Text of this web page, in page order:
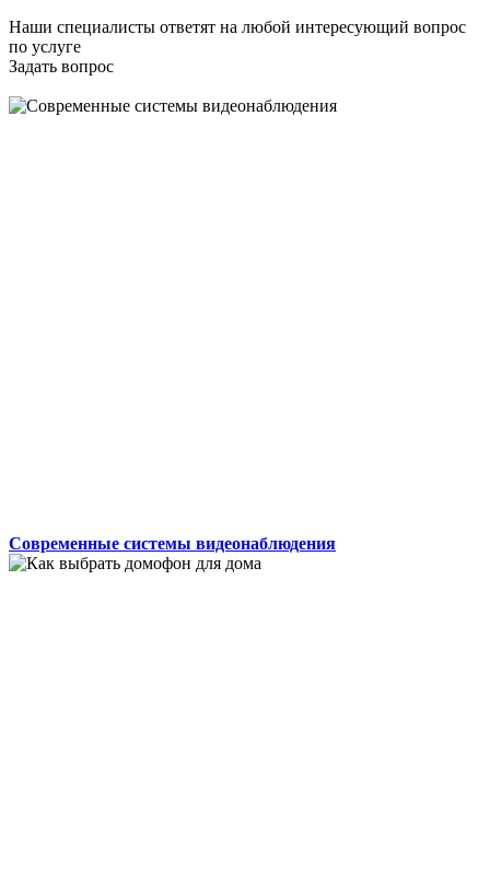
Наши специалисты ответят на любой интересующий вопрос
по услуге
Задать вопрос
Современные системы видеонаблюдения